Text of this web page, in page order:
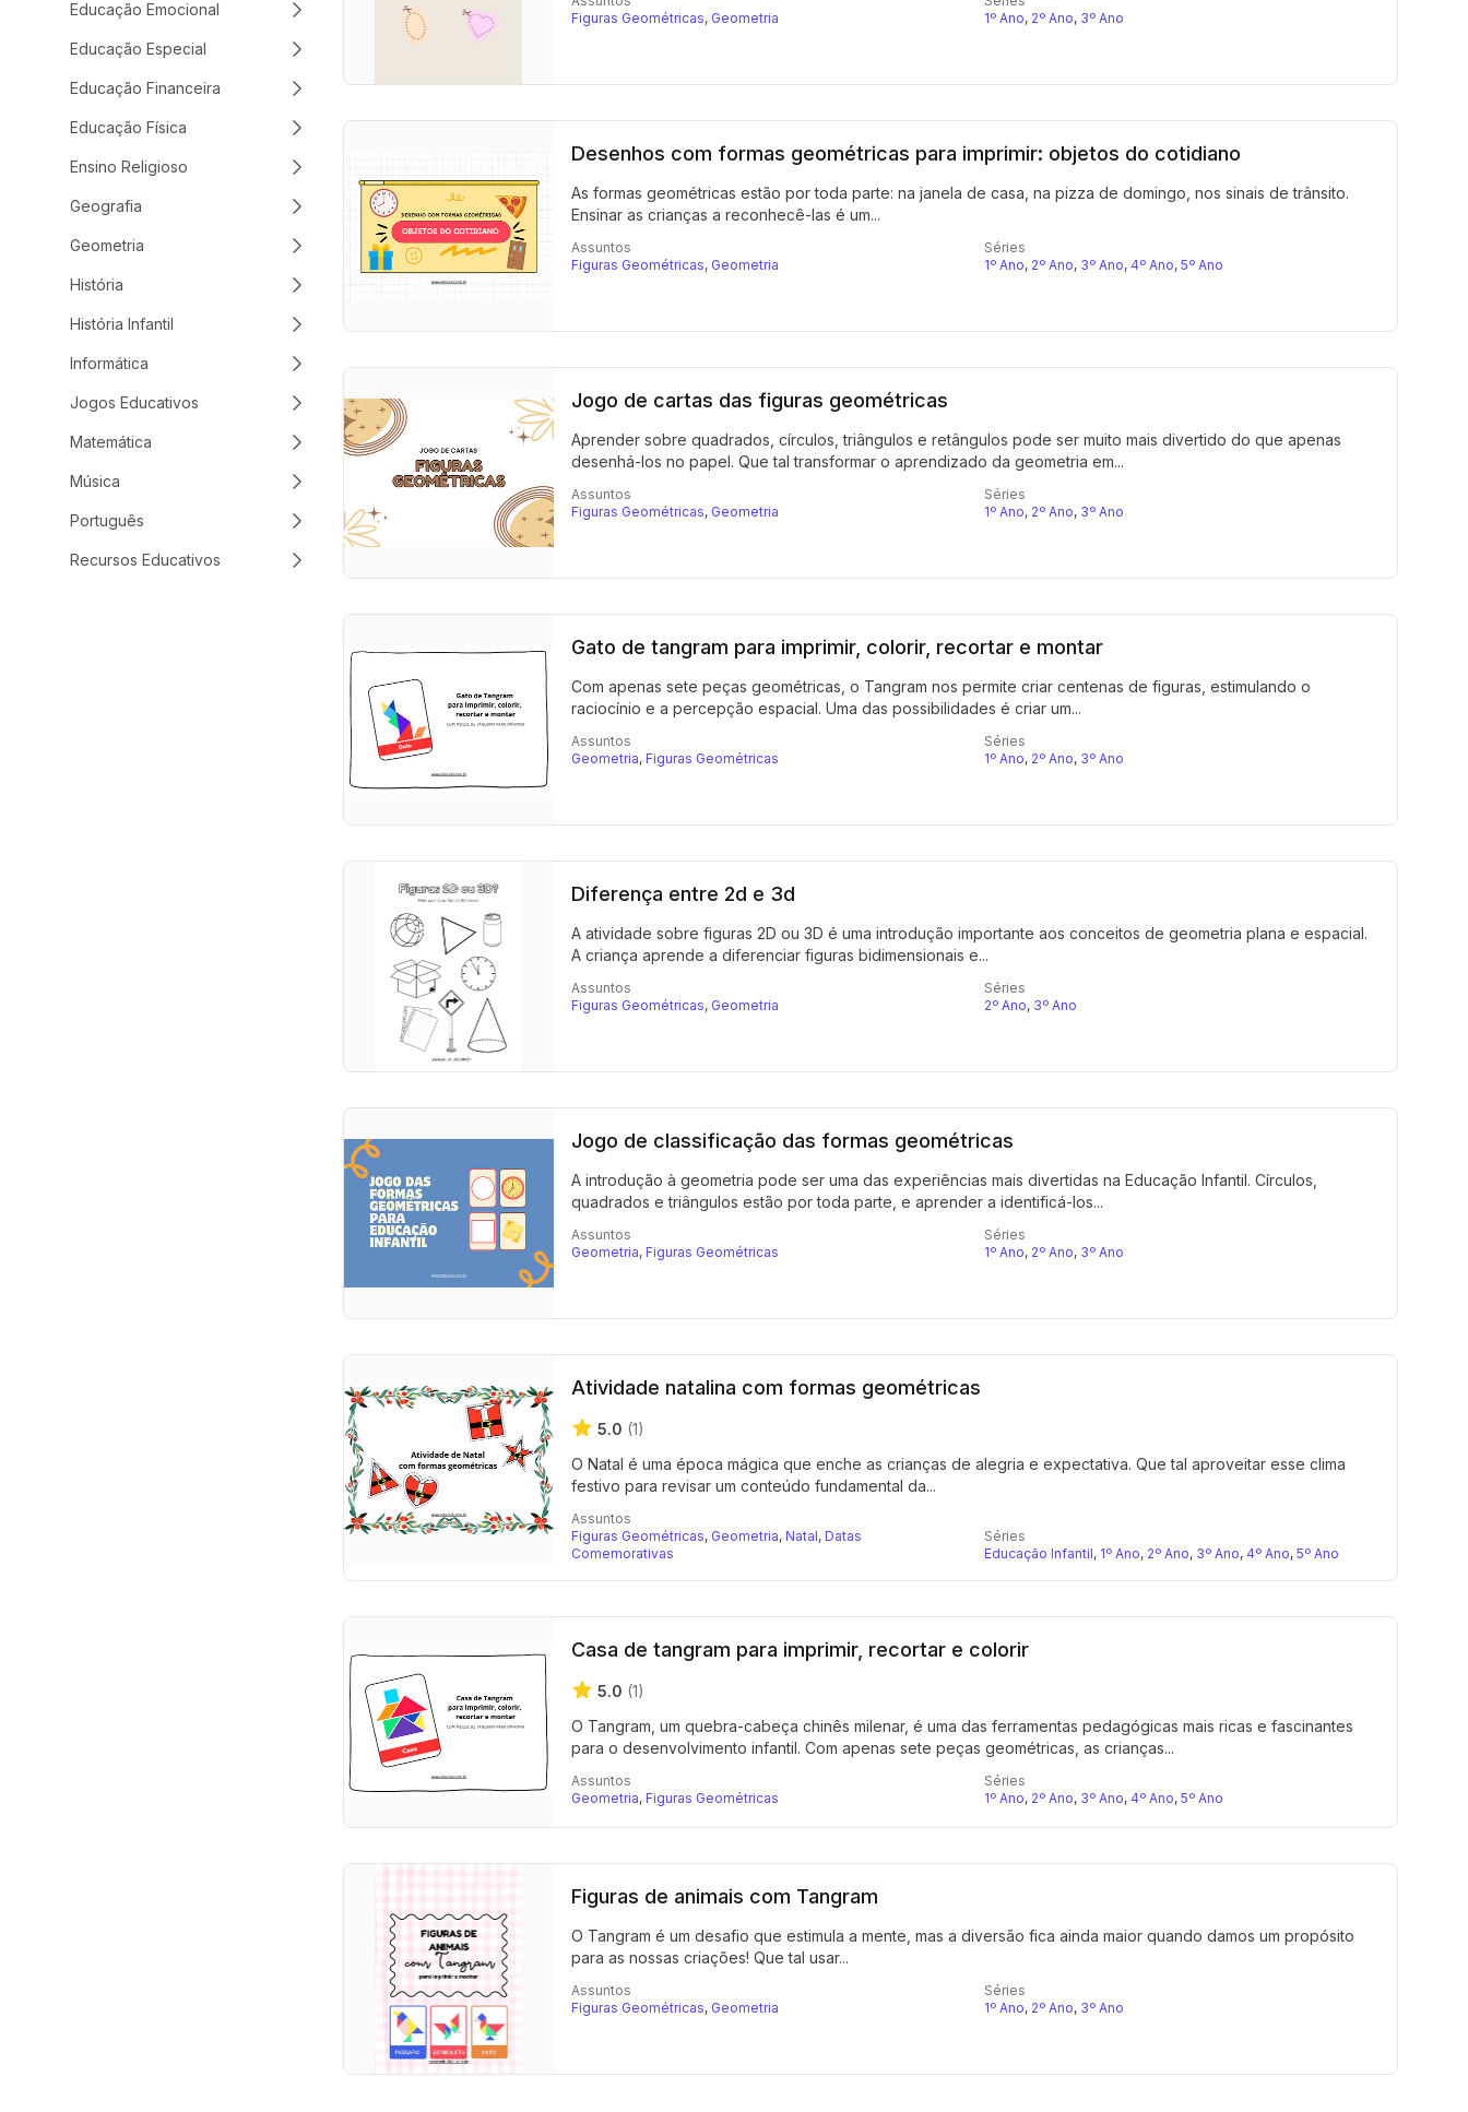
Educação Emocional
Educação Especial
Educação Financeira
Educação Física
Ensino Religioso
Geografia
Geometria
História
História Infantil
Informática
Jogos Educativos
Matemática
Música
Português
Recursos Educativos
Figuras Geométricas, Geometria
1º Ano, 2º Ano, 3º Ano
Desenhos com formas geométricas para imprimir: objetos do cotidiano
As formas geométricas estão por toda parte: na janela de casa, na pizza de domingo, nos sinais de trânsito.
Ensinar as crianças a reconhecê-las é um...
Assuntos
Figuras Geométricas, Geometria
Séries
1º Ano, 2º Ano, 3º Ano, 4º Ano, 5º Ano
Jogo de cartas das figuras geométricas
Aprender sobre quadrados, círculos, triângulos e retângulos pode ser muito mais divertido do que apenas
desenhá-los no papel. Que tal transformar o aprendizado da geometria em...
Assuntos
Figuras Geométricas, Geometria
Séries
1º Ano, 2º Ano, 3º Ano
Gato de tangram para imprimir, colorir, recortar e montar
Com apenas sete peças geométricas, o Tangram nos permite criar centenas de figuras, estimulando o
raciocínio e a percepção espacial. Uma das possibilidades é criar um...
Assuntos
Geometria, Figuras Geométricas
Séries
1º Ano, 2º Ano, 3º Ano
Diferença entre 2d e 3d
A atividade sobre figuras 2D ou 3D é uma introdução importante aos conceitos de geometria plana e espacial.
A criança aprende a diferenciar figuras bidimensionais e...
Assuntos
Figuras Geométricas, Geometria
Séries
2º Ano, 3º Ano
Jogo de classificação das formas geométricas
A introdução à geometria pode ser uma das experiências mais divertidas na Educação Infantil. Círculos,
quadrados e triângulos estão por toda parte, e aprender a identificá-los...
Assuntos
Geometria, Figuras Geométricas
Séries
1º Ano, 2º Ano, 3º Ano
Atividade natalina com formas geométricas
5.0 (1)
O Natal é uma época mágica que enche as crianças de alegria e expectativa. Que tal aproveitar esse clima
festivo para revisar um conteúdo fundamental da...
Assuntos
Figuras Geométricas, Geometria, Natal, Datas
Comemorativas
Séries
Educação Infantil, 1º Ano, 2º Ano, 3º Ano, 4º Ano, 5º Ano
Casa de tangram para imprimir, recortar e colorir
5.0 (1)
O Tangram, um quebra-cabeça chinês milenar, é uma das ferramentas pedagógicas mais ricas e fascinantes
para o desenvolvimento infantil. Com apenas sete peças geométricas, as crianças...
Assuntos
Geometria, Figuras Geométricas
Séries
1º Ano, 2º Ano, 3º Ano, 4º Ano, 5º Ano
Figuras de animais com Tangram
O Tangram é um desafio que estimula a mente, mas a diversão fica ainda maior quando damos um propósito
para as nossas criações! Que tal usar...
Assuntos
Figuras Geométricas, Geometria
Séries
1º Ano, 2º Ano, 3º Ano